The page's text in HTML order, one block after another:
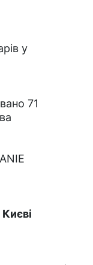
у
71